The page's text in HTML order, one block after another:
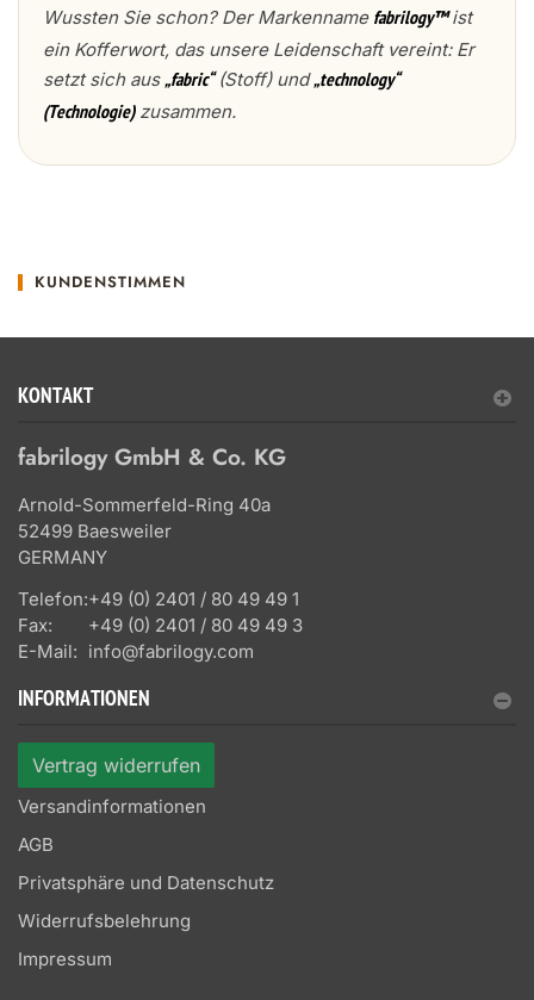
Wussten Sie schon? Der Markenname fabrilogy™ist
ein Kofferwort, das unsere Leidenschaft vereint: Er
setzt sich aus„fabric“(Stoff) und„technology“
(Technologie)zusammen.
KUNDENSTIMMEN
KONTAKT
fabrilogy GmbH & Co. KG
Arnold-Sommerfeld-Ring 40a
52499 Baesweiler
GERMANY
Telefon:+49 (0) 2401 / 80 49 49 1
Fax:
+49 (0) 2401 / 80 49 49 3
E-Mail: info@fabrilogy.com
INFORMATIONEN
Vertrag widerrufen
Versandinformationen
AGB
Privatsphäre und Datenschutz
Widerrufsbelehrung
Impressum